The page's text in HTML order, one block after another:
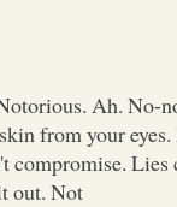
Ah. No-
from your
compromise.
out. Not